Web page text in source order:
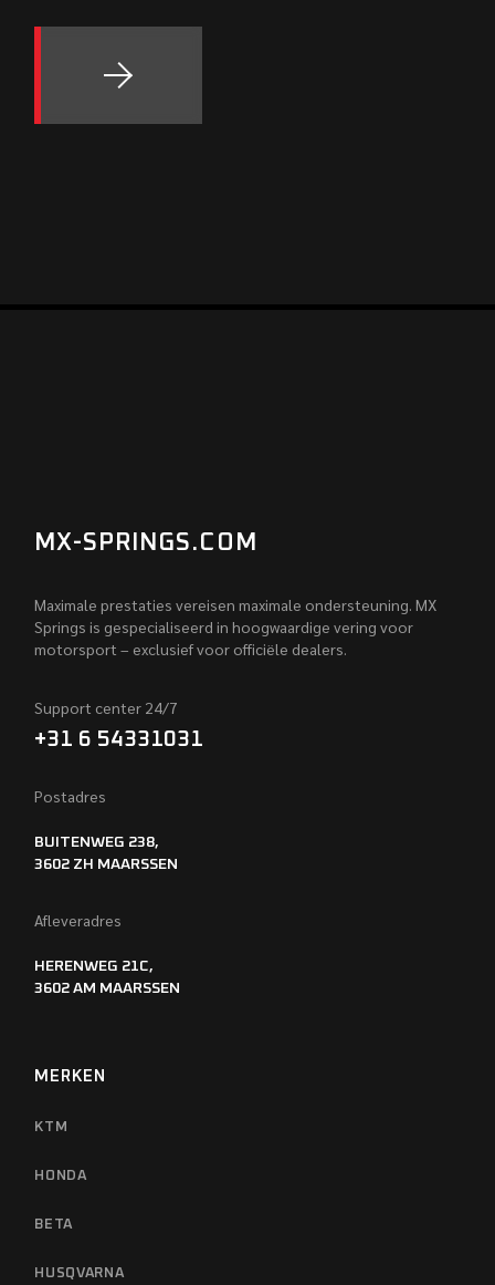
MX-SPRINGS.COM
Maximale prestaties vereisen maximale ondersteuning. MX
Springs is gespecialiseerd in hoogwaardige vering voor
motorsport – exclusief voor officiële dealers.
Support center 24/7
+31 6 54331031
Postadres
BUITENWEG 238,
3602 ZH MAARSSEN
Afleveradres
HERENWEG 21C,
3602 AM MAARSSEN
MERKEN
KTM
HONDA
BETA
HUSQVARNA